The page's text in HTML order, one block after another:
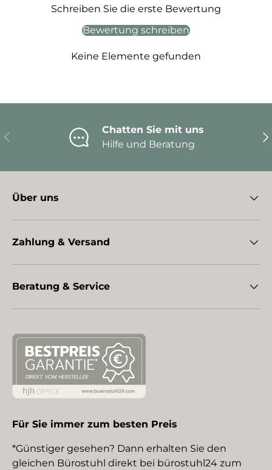
Schreiben Sie die erste Bewertung
Bewertung schreiben
Keine Elemente gefunden
Vorherige
Chatten Sie mit uns
Hilfe und Beratung
Über uns
Zahlung & Versand
Beratung & Service
Für Sie immer zum besten Preis
*Günstiger gesehen? Dann erhalten Sie den
gleichen Bürostuhl direkt bei bürostuhl24 zum